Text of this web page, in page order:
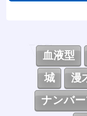
血液型
城
漫
ナンバ